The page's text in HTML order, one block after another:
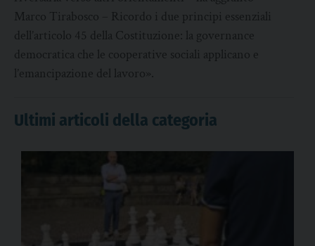
Marco Tirabosco – Ricordo i due principi essenziali
dell’articolo 45 della Costituzione: la governance
democratica che le cooperative sociali applicano e
l’emancipazione del lavoro».
Ultimi articoli della categoria